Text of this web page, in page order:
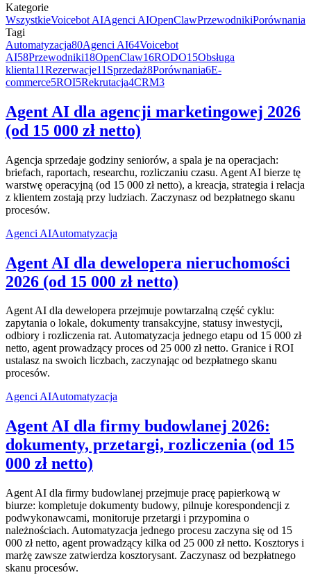
Kategorie
WszystkieVoicebot AIAgenci AIOpenClawPrzewodnikiPorównania
Tagi
Automatyzacja80Agenci AI64Voicebot
AI58Przewodniki18OpenClaw16RODO15Obsługa
klienta11Rezerwacje11 Sprzedaż8Porównania6E-
commerce5ROI5Rekrutacja4CRM3
Agent AI dla agencji marketingowej 2026
(od 15 000 zł netto)
Agencja sprzedaje godziny seniorów, a spala je na operacjach:
briefach, raportach, researchu, rozliczaniu czasu. Agent AI bierze tę
warstwę operacyjną (od 15 000 zł netto), a kreacja, strategia i relacja
z klientem zostają przy ludziach. Zaczynasz od bezpłatnego skanu
procesów.
Agenci AIAutomatyzacja
Agent AI dla dewelopera nieruchomości
2026 (od 15 000 zł netto)
Agent AI dla dewelopera przejmuje powtarzalną część cyklu:
zapytania o lokale, dokumenty transakcyjne, statusy inwestycji,
odbiory i rozliczenia rat. Automatyzacja jednego etapu od 15 000 zł
netto, agent prowadzący proces od 25 000 zł netto. Granice i ROI
ustalasz na swoich liczbach, zaczynając od bezpłatnego skanu
procesów.
Agenci AIAutomatyzacja
Agent AI dla firmy budowlanej 2026:
dokumenty, przetargi, rozliczenia (od 15
000 zł netto)
Agent AI dla firmy budowlanej przejmuje pracę papierkową w
biurze: kompletuje dokumenty budowy, pilnuje korespondencji z
podwykonawcami, monitoruje przetargi i przypomina o
należnościach. Automatyzacja jednego procesu zaczyna się od 15
000 zł netto, agent prowadzący kilka od 25 000 zł netto. Kosztorys i
marżę zawsze zatwierdza kosztorysant. Zaczynasz od bezpłatnego
skanu procesów.